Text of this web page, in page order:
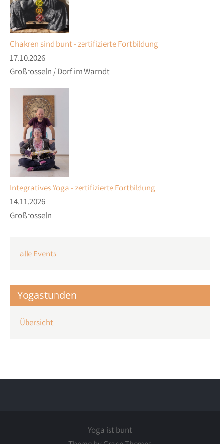
Chakren sind bunt - zertifizierte Fortbildung
17.10.2026
Großrosseln / Dorf im Warndt
Integratives Yoga - zertifizierte Fortbildung
14.11.2026
Großrosseln
alle Events
Yogastunden
Übersicht
Yoga ist bunt